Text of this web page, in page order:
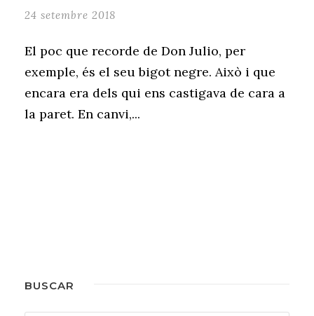
24 setembre 2018
El poc que recorde de Don Julio, per
exemple, és el seu bigot negre. Això i que
encara era dels qui ens castigava de cara a
la paret. En canvi,...
BUSCAR